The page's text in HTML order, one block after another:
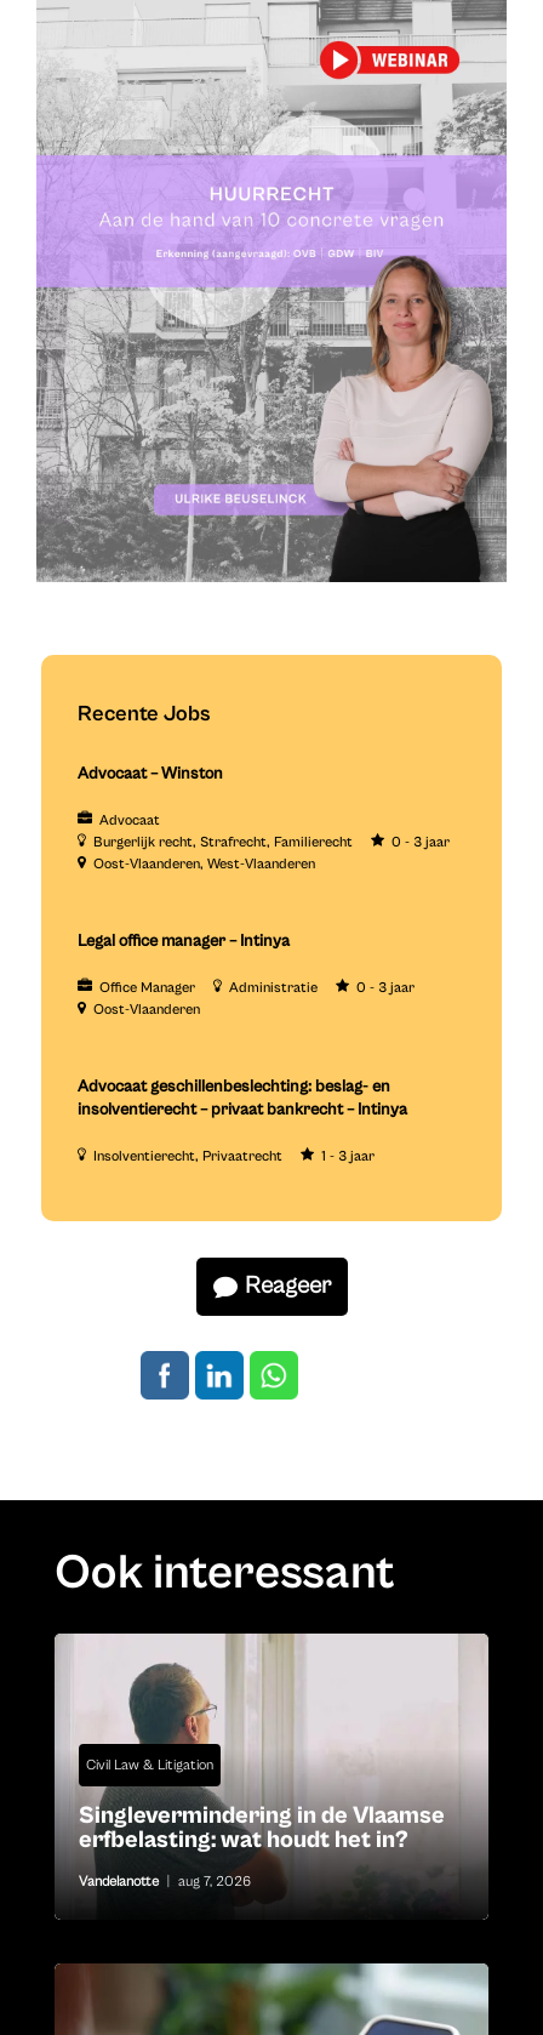
Recente Jobs
Advocaat – Winston
Advocaat
Burgerlijk recht Strafrecht Familierecht
0 - 3 jaar
Oost-Vlaanderen West-Vlaanderen
Legal office manager – Intinya
Office Manager Administratie
0 - 3 jaar
Oost-Vlaanderen
Advocaat geschillenbeslechting: beslag- en
insolventierecht – privaat bankrecht – Intinya
Insolventierecht Privaatrecht 1 - 3 jaar
Reageer
Ook interessant
Civil Law & Litigation
Singlevermindering in de Vlaamse
erfbelasting: wat houdt het in?
Vandelanotte aug 7, 2026